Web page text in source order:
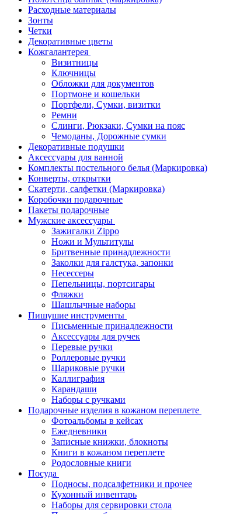
Расходные материалы
Зонты
Четки
Декоративные цветы
Кожгалантерея
Визитницы
Ключницы
Обложки для документов
Портмоне и кошельки
Портфели, Сумки, визитки
Ремни
Слинги, Рюкзаки, Сумки на пояс
Чемоданы, Дорожные сумки
Декоративные подушки
Аксессуары для ванной
Комплекты постельного белья (Маркировка)
Конверты, открытки
Скатерти, салфетки (Маркировка)
Коробочки подарочные
Пакеты подарочные
Мужские аксессуары
Зажигалки Zippo
Ножи и Мультитулы
Бритвенные принадлежности
Заколки для галстука, запонки
Несессеры
Пепельницы, портсигары
Фляжки
Шашлычные наборы
Пишушие инструменты
Письменные принадлежности
Аксессуары для ручек
Перевые ручки
Роллеровые ручки
Шариковые ручки
Каллиграфия
Карандаши
Наборы с ручками
Подарочные изделия в кожаном переплете
Фотоальбомы в кейсах
Ежедневники
Записные книжки, блокноты
Книги в кожаном переплете
Родословные книги
Посуда
Подносы, подсалфетники и прочее
Кухонный инвентарь
Наборы для сервировки стола